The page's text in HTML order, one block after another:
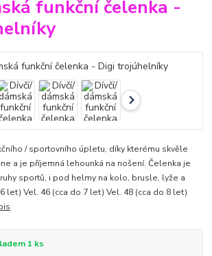
funkční čelenka -
/ sportovního úpletu, díky kterému skvěle
a je příjemná lehounká na nošení. Čelenka je
sportů, i pod helmy na kolo, brusle, lyže a
let) Vel. 46 (cca do 7 let) Vel. 48 (cca do 8 let)
1 ks